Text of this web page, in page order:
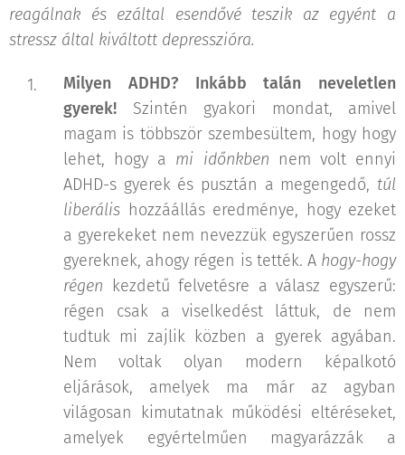
reagálnak és ezáltal esendővé teszik az egyént a
stressz által kiváltott depresszióra.
Milyen ADHD? Inkább talán neveletlen
gyerek! Szintén gyakori mondat, amivel
magam is többször szembesültem, hogy hogy
lehet, hogy a mi időnkben nem volt ennyi
ADHD-s gyerek és pusztán a megengedő, túl
liberális hozzáállás eredménye, hogy ezeket
a gyerekeket nem nevezzük egyszerűen rossz
gyereknek, ahogy régen is tették. A hogy-hogy
régen
kezdetű felvetésre a válasz egyszerű:
régen csak a viselkedést láttuk, de nem
tudtuk mi zajlik közben a gyerek agyában.
Nem voltak olyan modern képalkotó
eljárások, amelyek ma már az agyban
világosan kimutatnak működési eltéréseket,
amelyek egyértelműen magyarázzák a